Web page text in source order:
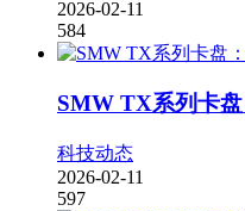
2026-02-11
584
SMW TX系列卡
科技动态
2026-02-11
597